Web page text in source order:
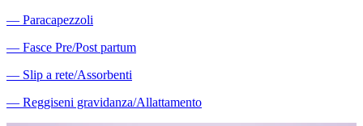
― Paracapezzoli
― Fasce Pre/Post partum
― Slip a rete/Assorbenti
― Reggiseni gravidanza/Allattamento